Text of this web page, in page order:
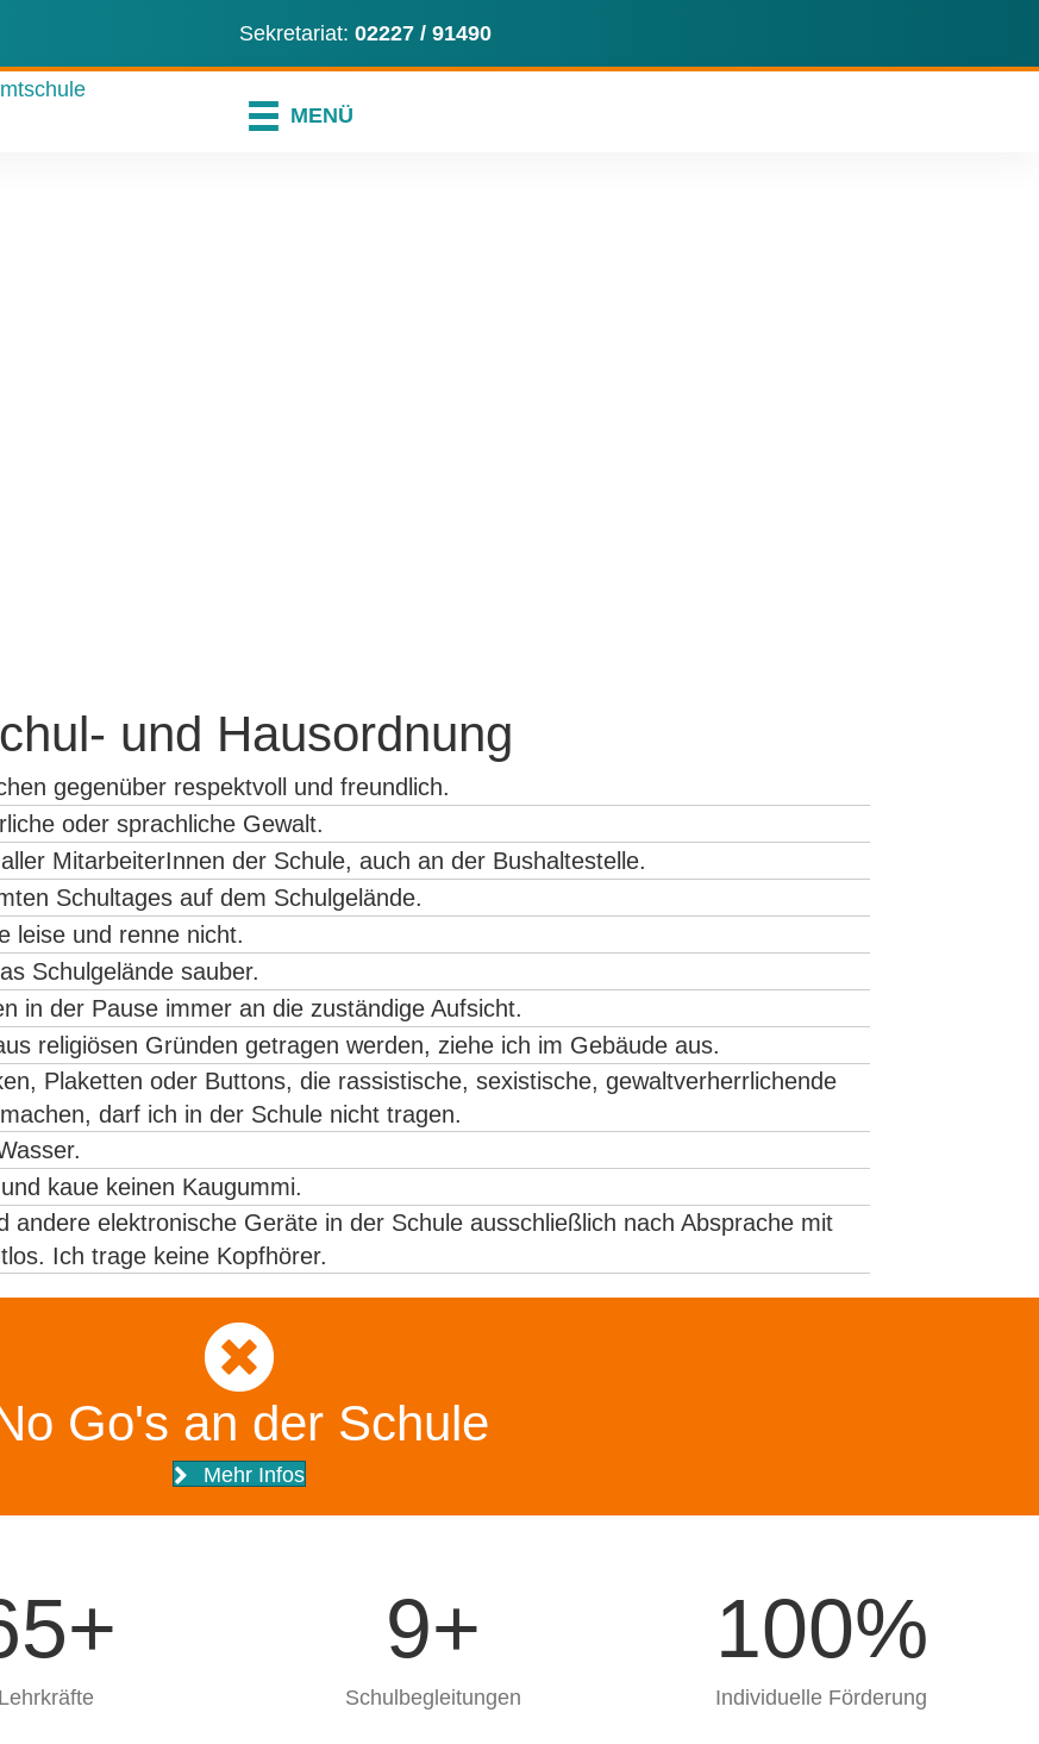
uns eine E-Mail
Profil Sekretariat: 02227 / 91490
MENÜ
und Hausordnung
gegenüber respektvoll und freundlich.
oder sprachliche Gewalt.
MitarbeiterInnen der Schule, auch an der Bushaltestelle.
Schultages auf dem Schulgelände.
leise und renne nicht.
Schulgelände sauber.
in der Pause immer an die zuständige Aufsicht.
religiösen Gründen getragen werden, ziehe ich im Gebäude aus.
Plaketten oder Buttons, die rassistische, sexistische, gewaltverherrlichende
darf ich in der Schule nicht tragen.
kaue keinen Kaugummi.
andere elektronische Geräte in der Schule ausschließlich nach Absprache mit
Ich trage keine Kopfhörer.
Go's an der Schule
Mehr Infos
+
Lehrkräfte
9+
Schulbegleitungen
100%
Individuelle Förderung